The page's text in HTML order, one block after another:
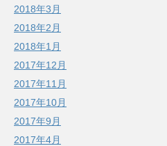
2018年3月
2018年2月
2018年1月
2017年12月
2017年11月
2017年10月
2017年9月
2017年4月